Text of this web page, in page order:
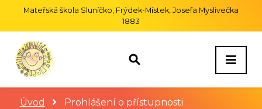
Mateřská škola Sluníčko, Frýdek-Místek, Josefa Myslivečka
1883
Úvod Prohlášení o přístupnosti